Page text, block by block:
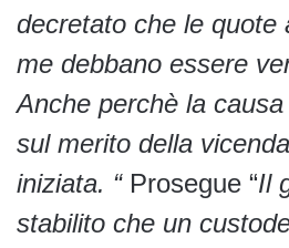
decretato che le quote
me debbano essere
Anche perchè la
sul merito della
iniziata. “Prosegue “Il
stabilito che un